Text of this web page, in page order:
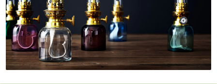
FÅ INSPIRATION &
TILBUD FØRST